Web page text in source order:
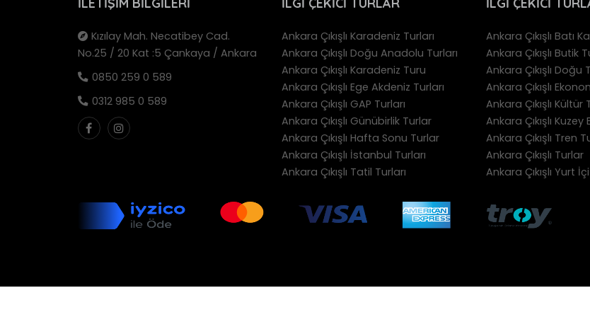
Kızılay Mah. Necatibey Cad.
No.25 / 20 Kat :5 Çankaya / Ankara
0850 259 0 589
0312 985 0 589
Ankara Çıkışlı Karadeniz Turları
Ankara Çıkışlı Doğu Anadolu Turları
Ankara Çıkışlı Karadeniz Turu
Ankara Çıkışlı Ege Akdeniz Turları
Ankara Çıkışlı GAP Turları
Ankara Çıkışlı Günübirlik Turlar
Ankara Çıkışlı Hafta Sonu Turlar
Ankara Çıkışlı İstanbul Turları
Ankara Çıkışlı Tatil Turları
Ankara Çıkışlı Batı
Ankara Çıkışlı Butik
Ankara Çıkışlı Doğu
Ankara Çıkışlı
Ankara Çıkışlı Kültür
Ankara Çıkışlı Kuzey
Ankara Çıkışlı Tren
Ankara Çıkışlı Turlar
Ankara Çıkışlı Yurt